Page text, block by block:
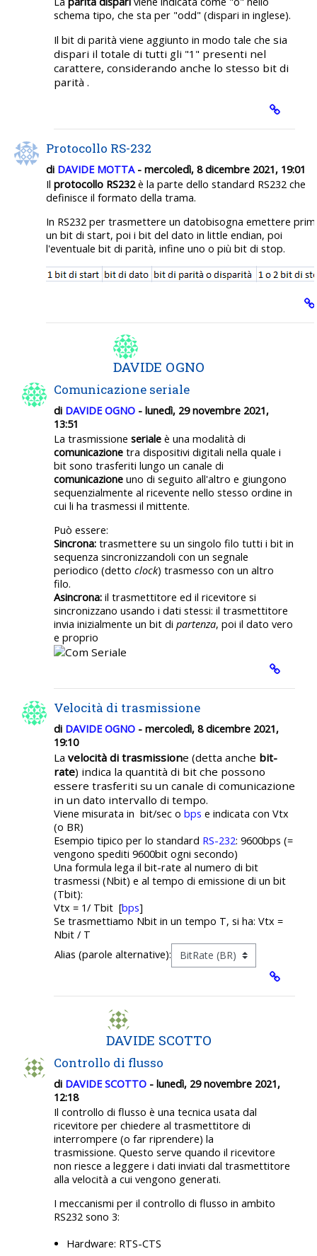
schema tipo, che sta per "odd" (dispari in inglese).
Il bit di parità viene aggiunto in modo tale che sia
dispari il totale di tutti gli "1" presenti nel
carattere, considerando anche lo stesso bit di
parità .
Protocollo RS-232
di DAVIDE MOTTA- mercoledì, 8 dicembre 2021, 19:01
Ilprotocollo RS232è la parte dello standard RS232 che
definisce il formato della trama.
In RS232 per trasmettere un datobisogna emettere
un bit di start, poi i bit del dato in little endian, poi
l'eventuale bit di parità, infine uno o più bit di stop.
DAVIDE OGNO
Comunicazione seriale
di DAVIDE OGNO - lunedì, 29 novembre 2021,
13:51
La trasmissione seriale è una modalità di
comunicazione tra dispositivi digitali nella quale i
bit sono trasferiti lungo un canale di
comunicazione uno di seguito all'altro e giungono
sequenzialmente al ricevente nello stesso ordine in
cui li ha trasmessi il mittente.
Può essere:
Sincrona: trasmettere su un singolo filo tutti i bit in
sequenza sincronizzandoli con un segnale
periodico (detto clock) trasmesso con un altro
filo.
Asincrona: il trasmettitore ed il ricevitore si
sincronizzano usando i dati stessi: il trasmettitore
invia inizialmente un bit di partenza, poi il dato vero
e proprio
Velocità di trasmissione
di DAVIDE OGNO - mercoledì, 8 dicembre 2021,
19:10
La velocità di trasmissione (detta anche bit-
rate) indica la quantità di bit che possono
essere trasferiti su un canale di comunicazione
in un dato intervallo di tempo.
Viene misurata in bit/sec o bps e indicata con Vtx
(o BR)
Esempio tipico per lo standard RS-232: 9600bps (=
vengono spediti 9600bit ogni secondo)
Una formula lega il bit-rate al numero di bit
trasmessi (Nbit) e al tempo di emissione di un bit
(Tbit):
Vtx = 1/ Tbit [bps]
Se trasmettiamo Nbit in un tempo T, si ha: Vtx =
Nbit / T
Alias (parole alternative):
DAVIDE SCOTTO
Controllo di flusso
di DAVIDE SCOTTO - lunedì, 29 novembre 2021,
12:18
Il controllo di flusso è una tecnica usata dal
ricevitore per chiedere al trasmettitore di
interrompere (o far riprendere) la
trasmissione. Questo serve quando il ricevitore
non riesce a leggere i dati inviati dal trasmettitore
alla velocità a cui vengono generati.
I meccanismi per il controllo di flusso in ambito
RS232 sono 3:
Hardware: RTS-CTS